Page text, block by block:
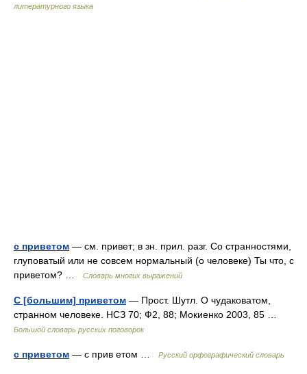
литературного языка
с приветом — см. привет; в зн. прил. разг. Со странностями,
глуповатый или не совсем нормальный (о человеке) Ты что, с
приветом? …
Словарь многих выражений
С [большим] приветом — Прост. Шутл. О чудаковатом,
странном человеке. НСЗ 70; Ф2, 88; Мокиенко 2003, 85 …
Большой словарь русских поговорок
с приветом — с прив етом … Русский орфографический словарь